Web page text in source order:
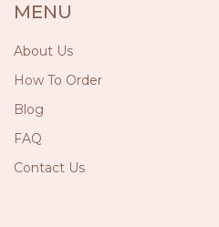
MENU
About Us
How To Order
Blog
FAQ
Contact Us